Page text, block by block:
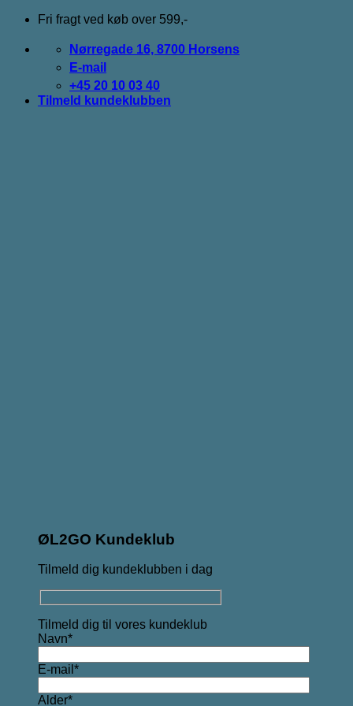
Fortsæt
indhold
Fri fragt ved køb over 599,-
Nørregade 16, 8700 Horsens
E-mail
+45 20 10 03 40
Tilmeld kundeklubben
ØL2GO Kundeklub
Tilmeld dig kundeklubben i dag
Tilmeld dig til vores kundeklub
Navn*
E-mail*
Alder*